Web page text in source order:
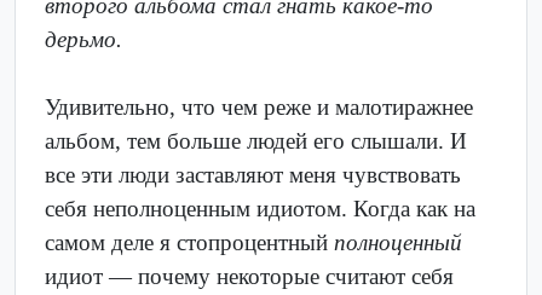
второго альбома стал гнать какое-то
дерьмо.
Удивительно, что чем реже и малотиражнее
альбом, тем больше людей его слышали. И
все эти люди заставляют меня чувствовать
себя неполноценным идиотом. Когда как на
самом деле я стопроцентный полноценный
идиот — почему некоторые считают себя